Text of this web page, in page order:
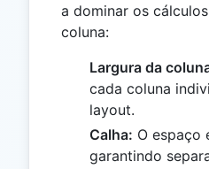
a dominar os
coluna:
Largura da
cada coluna
layout.
Calha: O espaço
garantindo